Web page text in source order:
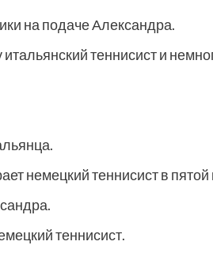
на подаче Александра.
теннисист и
немецкий теннисист в пятой
теннисист.